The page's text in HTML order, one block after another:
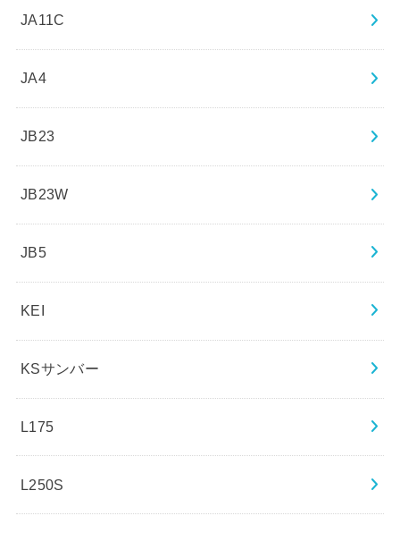
JA11C
JA4
JB23
JB23W
JB5
KEI
KSサンバー
L175
L250S